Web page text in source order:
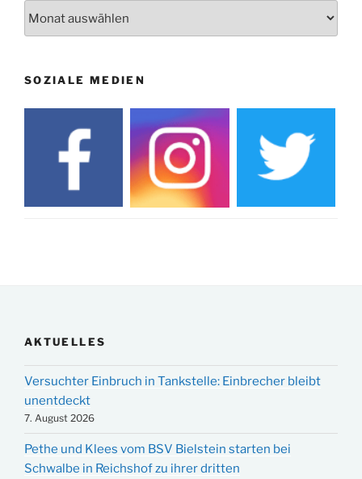
SOZIALE MEDIEN
AKTUELLES
Versuchter Einbruch in Tankstelle: Einbrecher bleibt
unentdeckt
7. August 2026
Pethe und Klees vom BSV Bielstein starten bei
Schwalbe in Reichshof zu ihrer dritten